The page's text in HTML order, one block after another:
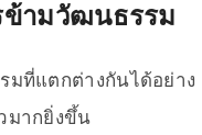
ข้ามวัฒนธรรม
มที่แตกต่างกันได้อย่าง
มากยิ่งขึ้น